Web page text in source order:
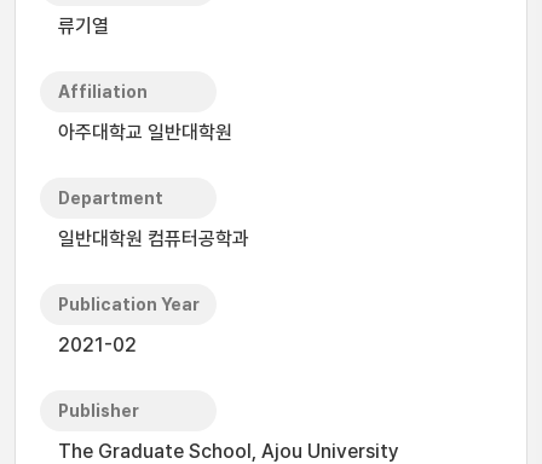
류기열
Affiliation
아주대학교 일반대학원
Department
일반대학원 컴퓨터공학과
Publication Year
2021-02
Publisher
The Graduate School, Ajou University